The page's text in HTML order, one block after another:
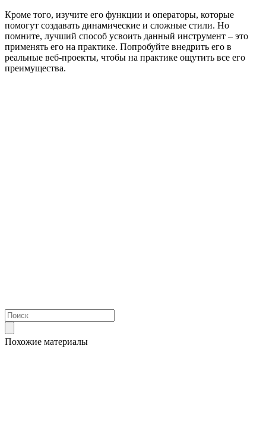
Кроме того, изучите его функции и операторы, которые
помогут создавать динамические и сложные стили. Но
помните, лучший способ усвоить данный инструмент – это
применять его на практике. Попробуйте внедрить его в
реальные веб-проекты, чтобы на практике ощутить все его
преимущества.
Похожие материалы